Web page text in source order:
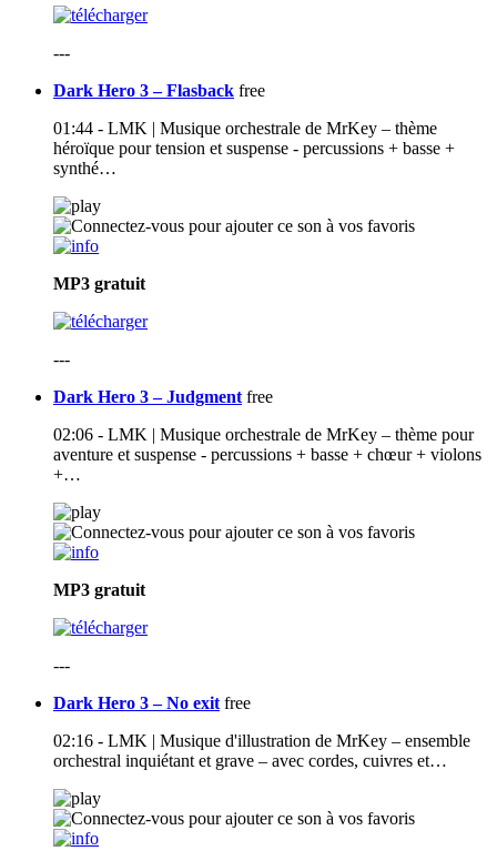
---
Dark Hero 3 – Flasback free
01:44 - LMK | Musique orchestrale de MrKey – thème
héroïque pour tension et suspense - percussions + basse +
synthé…
MP3 gratuit
---
Dark Hero 3 – Judgment free
02:06 - LMK | Musique orchestrale de MrKey – thème pour
aventure et suspense - percussions + basse + chœur + violons
+…
MP3 gratuit
---
Dark Hero 3 – No exit free
02:16 - LMK | Musique d'illustration de MrKey – ensemble
orchestral inquiétant et grave – avec cordes, cuivres et…